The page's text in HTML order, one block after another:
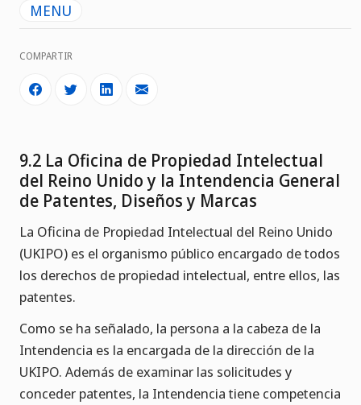
MENU
COMPARTIR
9.2 La Oficina de Propiedad Intelectual
del Reino Unido y la Intendencia General
de Patentes, Diseños y Marcas
La Oficina de Propiedad Intelectual del Reino Unido
(UKIPO) es el organismo público encargado de todos
los derechos de propiedad intelectual, entre ellos, las
patentes.
Como se ha señalado, la persona a la cabeza de la
Intendencia es la encargada de la dirección de la
UKIPO. Además de examinar las solicitudes y
conceder patentes, la Intendencia tiene competencia